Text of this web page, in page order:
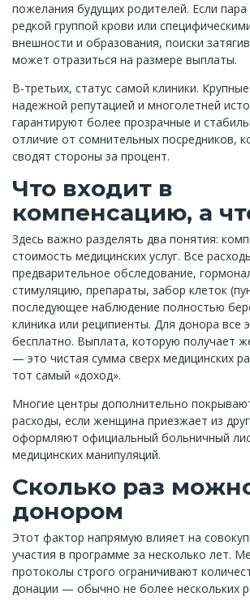
пожелания будущих родителей. Если
редкой группой крови или
внешности и образования, поиски
может отразиться на размере выплаты.
В-третьих, статус самой клиники.
надежной репутацией и многолетней
гарантируют более прозрачные и
отличие от сомнительных посредников,
сводят стороны за процент.
Что входит в
компенсацию, а
Здесь важно разделять два понятия:
стоимость медицинских услуг. Все
предварительное обследование,
стимуляцию, препараты, забор клеток
последующее наблюдение полностью
клиника или реципиенты. Для донора все
бесплатно. Выплата, которую получает
— это чистая сумма сверх медицинских
тот самый «доход».
Многие центры дополнительно
расходы, если женщина приезжает из
оформляют официальный больничный
медицинских манипуляций.
Сколько раз
донором
Этот фактор напрямую влияет на
участия в программе за несколько лет.
протоколы строго ограничивают
донации — обычно не более нескольких